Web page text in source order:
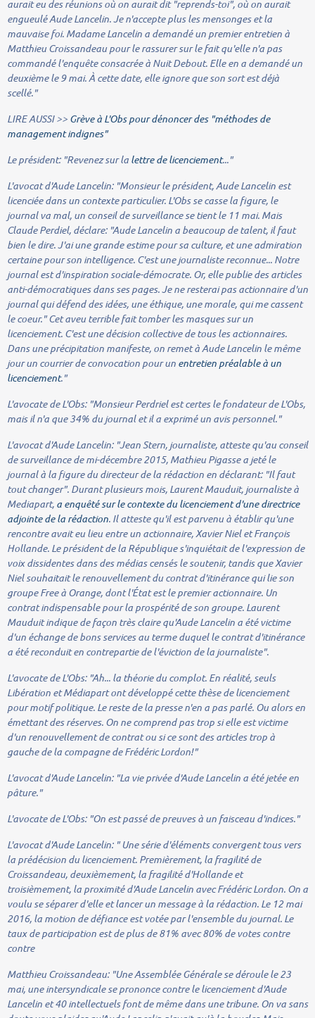
aurait eu des réunions où on aurait dit "reprends-toi", où on aurait
engueulé Aude Lancelin. Je n'accepte plus les mensonges et la
mauvaise foi. Madame Lancelin a demandé un premier entretien à
Matthieu Croissandeau pour le rassurer sur le fait qu'elle n'a pas
commandé l'enquête consacrée à Nuit Debout. Elle en a demandé un
deuxième le 9 mai. À cette date, elle ignore que son sort est déjà
scellé."
LIRE AUSSI >> Grève à L'Obs pour dénoncer des "méthodes de
management indignes"
Le président:"Revenez sur la lettre de licenciement..."
L'avocat d'Aude Lancelin:"Monsieur le président, Aude Lancelin est
licenciée dans un contexte particulier. L'Obs se casse la figure, le
journal va mal, un conseil de surveillance se tient le 11 mai. Mais
Claude Perdiel, déclare:"Aude Lancelin a beaucoup de talent, il faut
bien le dire. J'ai une grande estime pour sa culture, et une admiration
certaine pour son intelligence. C'est une journaliste reconnue... Notre
journal est d'inspiration sociale-démocrate. Or, elle publie des articles
anti-démocratiques dans ses pages. Je ne resterai pas actionnaire d'un
journal qui défend des idées, une éthique, une morale, qui me cassent
le coeur." Cet aveu terrible fait tomber les masques sur un
licenciement. C'est une décision collective de tous les actionnaires.
Dans une précipitation manifeste, on remet à Aude Lancelin le même
jour un courrier de convocation pour un entretien préalable à un
licenciement."
L'avocate de L'Obs:"Monsieur Perdriel est certes le fondateur de L'Obs,
mais il n'a que 34% du journal et il a exprimé un avis personnel."
L'avocat d'Aude Lancelin:"Jean Stern, journaliste, atteste qu'au conseil
de surveillance de mi-décembre 2015, Mathieu Pigasse a jeté le
journal à la figure du directeur de la rédaction en déclarant:"Il faut
tout changer". Durant plusieurs mois, Laurent Mauduit, journaliste à
Mediapart, a enquêté sur le contexte du licenciement d'une directrice
adjointe de la rédaction. Il atteste qu'il est parvenu à établir qu'une
rencontre avait eu lieu entre un actionnaire, Xavier Niel et François
Hollande. Le président de la République s'inquiétait de l'expression de
voix dissidentes dans des médias censés le soutenir, tandis que Xavier
Niel souhaitait le renouvellement du contrat d'itinérance qui lie son
groupe Free à Orange, dont l'État est le premier actionnaire. Un
contrat indispensable pour la prospérité de son groupe. Laurent
Mauduit indique de façon très claire qu'Aude Lancelin a été victime
d'un échange de bons services au terme duquel le contrat d'itinérance
a été reconduit en contrepartie de l'éviction de la journaliste".
L'avocate de L'Obs:"Ah... la théorie du complot. En réalité, seuls
Libération et Médiapart ont développé cette thèse de licenciement
pour motif politique. Le reste de la presse n'en a pas parlé. Ou alors en
émettant des réserves. On ne comprend pas trop si elle est victime
d'un renouvellement de contrat ou si ce sont des articles trop à
gauche de la compagne de Frédéric Lordon!"
L'avocat d'Aude Lancelin:"La vie privée d'Aude Lancelin a été jetée en
pâture."
L'avocate de L'Obs:"On est passé de preuves à un faisceau d'indices."
L'avocat d'Aude Lancelin:" Une série d'éléments convergent tous vers
la prédécision du licenciement. Premièrement, la fragilité de
Croissandeau, deuxièmement, la fragilité d'Hollande et
troisièmement, la proximité d'Aude Lancelin avec Frédéric Lordon. On a
voulu se séparer d'elle et lancer un message à la rédaction. Le 12 mai
2016, la motion de défiance est votée par l'ensemble du journal. Le
taux de participation est de plus de 81% avec 80% de votes contre
contre
Matthieu Croissandeau:"Une Assemblée Générale se déroule le 23
mai, une intersyndicale se prononce contre le licenciement d'Aude
Lancelin et 40 intellectuels font de même dans une tribune. On va sans